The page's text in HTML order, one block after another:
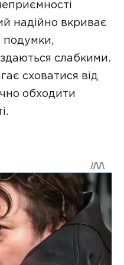
надійно вкриває
подумки,
здаються слабкими.
сховатися від
обходити